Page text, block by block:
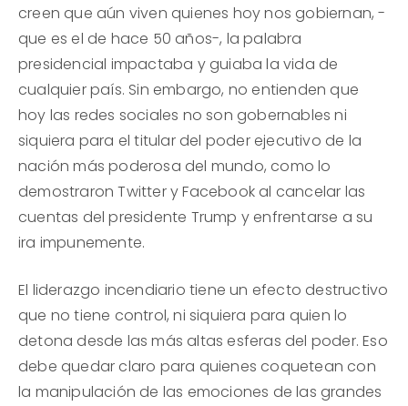
creen que aún viven quienes hoy nos gobiernan, -
que es el de hace 50 años-, la palabra
presidencial impactaba y guiaba la vida de
cualquier país. Sin embargo, no entienden que
hoy las redes sociales no son gobernables ni
siquiera para el titular del poder ejecutivo de la
nación más poderosa del mundo, como lo
demostraron Twitter y Facebook al cancelar las
cuentas del presidente Trump y enfrentarse a su
ira impunemente.
El liderazgo incendiario tiene un efecto destructivo
que no tiene control, ni siquiera para quien lo
detona desde las más altas esferas del poder. Eso
debe quedar claro para quienes coquetean con
la manipulación de las emociones de las grandes